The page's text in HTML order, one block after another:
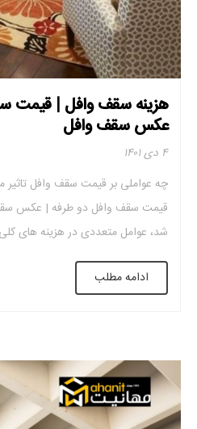
هزینه سقف وافل | قیمت
عکس سقف وافل
۴ دی ۱۴۰۱
چه عواملی بر قیمت سقف وافل
قیمت سقف وافل دو طرفه | عکس سقف
شد، عوامل متعددی در هزینه های
بستگی به عواملی مانند بتن مصرفی،
کار رفته در سقف دارد. علاوه […]
ادامه مطلب